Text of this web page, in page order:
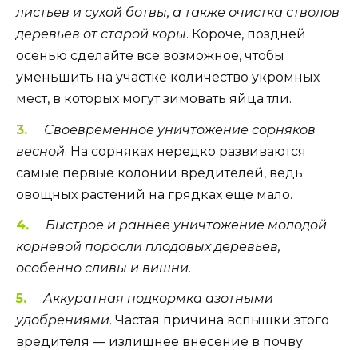
листьев и сухой ботвы, а также очистка стволов
деревьев от старой коры. Короче, поздней
осенью сделайте все возможное, чтобы
уменьшить на участке количество укромных
мест, в которых могут зимовать яйца тли.
Своевременное уничтожение сорняков
весной. На сорняках нередко развиваются
самые первые колонии вредителей, ведь
овощных растений на грядках еще мало.
Быстрое и раннее уничтожение молодой
корневой поросли плодовых деревьев,
особенно сливы и вишни.
Аккуратная подкормка азотными
удобрениями. Частая причина вспышки этого
вредителя — излишнее внесение в почву